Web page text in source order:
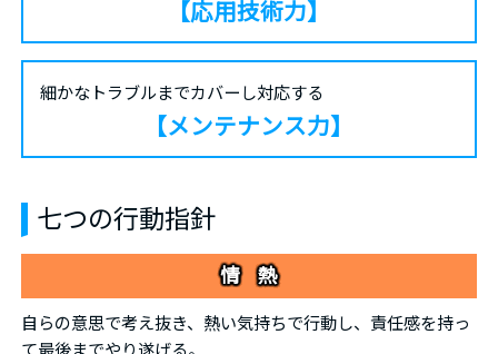
【応用技術力】
細かなトラブルまでカバーし対応する
【メンテナンス力】
七つの行動指針
情 熱
自らの意思で考え抜き、熱い気持ちで行動し、責任感を持っ
て最後までやり遂げる。